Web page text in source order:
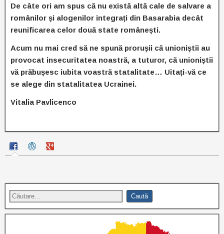
De câte ori am spus că nu există altă cale de salvare a
românilor și alogenilor integrați din Basarabia decât
reunificarea celor două state românești.
Acum nu mai cred să ne spună prorușii că unioniștii au
provocat insecuritatea noastră, a tuturor, că unioniștii
vă prăbușesc iubita voastră statalitate… Uitați-vă ce
se alege din statalitatea Ucrainei.
Vitalia Pavlicenco